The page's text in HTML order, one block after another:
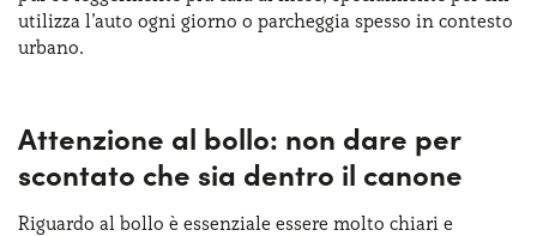
utilizza l’auto ogni giorno o parcheggia spesso in contesto
urbano.
Attenzione al bollo: non dare per
scontato che sia dentro il canone
Riguardo al bollo è essenziale essere molto chiari e